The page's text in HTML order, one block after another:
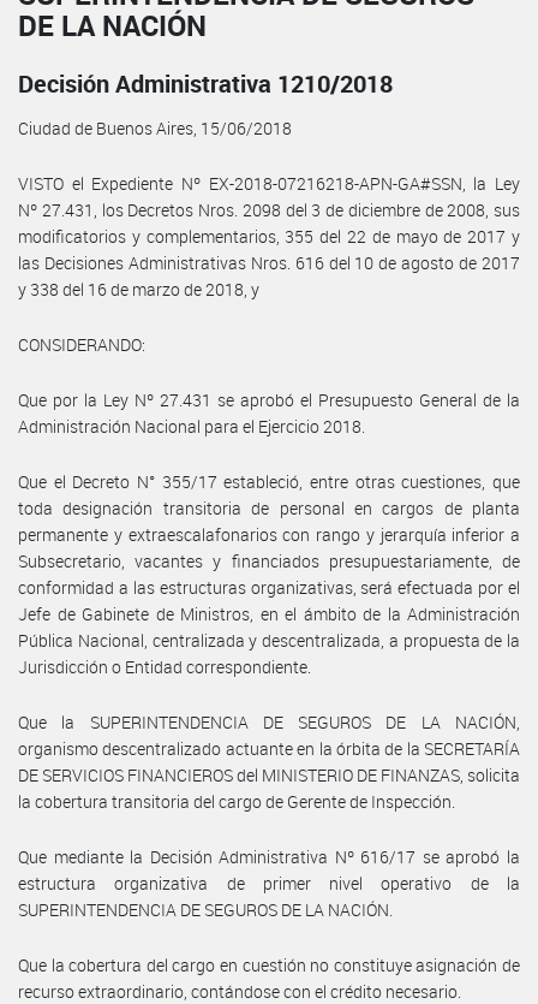
DE LA NACIÓN
Decisión Administrativa 1210/2018
Ciudad de Buenos Aires, 15/06/2018
VISTO el Expediente Nº EX-2018-07216218-APN-GA#SSN, la Ley
Nº 27.431, los Decretos Nros. 2098 del 3 de diciembre de 2008, sus
modificatorios y complementarios, 355 del 22 de mayo de 2017 y
las Decisiones Administrativas Nros. 616 del 10 de agosto de 2017
y 338 del 16 de marzo de 2018, y
CONSIDERANDO:
Que por la Ley Nº 27.431 se aprobó el Presupuesto General de la
Administración Nacional para el Ejercicio 2018.
Que el Decreto N° 355/17 estableció, entre otras cuestiones, que
toda designación transitoria de personal en cargos de planta
permanente y extraescalafonarios con rango y jerarquía inferior a
Subsecretario, vacantes y financiados presupuestariamente, de
conformidad a las estructuras organizativas, será efectuada por el
Jefe de Gabinete de Ministros, en el ámbito de la Administración
Pública Nacional, centralizada y descentralizada, a propuesta de la
Jurisdicción o Entidad correspondiente.
Que la SUPERINTENDENCIA DE SEGUROS DE LA NACIÓN,
organismo descentralizado actuante en la órbita de la SECRETARÍA
DE SERVICIOS FINANCIEROS del MINISTERIO DE FINANZAS, solicita
la cobertura transitoria del cargo de Gerente de Inspección.
Que mediante la Decisión Administrativa Nº 616/17 se aprobó la
estructura organizativa de primer nivel operativo de la
SUPERINTENDENCIA DE SEGUROS DE LA NACIÓN.
Que la cobertura del cargo en cuestión no constituye asignación de
recurso extraordinario, contándose con el crédito necesario.